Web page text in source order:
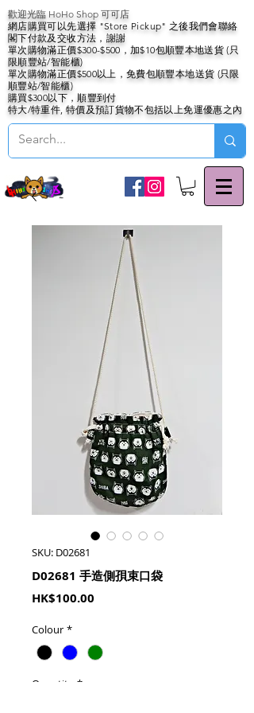
歡迎光臨 HoHo Shop 可可店
網店購買可以先選擇 "Store Pickup" 之後我們會聯絡
閣下付款及交收方法，謝謝
單次購物滿正價$300-$500，加$10包順豐本地送貨 (只
限順豐站/智能櫃)
單次購物滿正價$500以上，免費包順豐本地送貨 (只限
順豐站/智能櫃)
購買$300以下，順豐到付
特大/特重件, 特價及預訂貨物不包括以上免運優惠之內
SKU: D02681
D02681 手造側孭束口袋
HK$100.00
Colour *
Quantity *